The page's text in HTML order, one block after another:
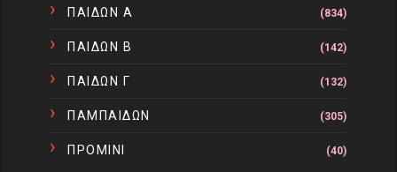
ΠΑΙΔΩΝ Α (834)
ΠΑΙΔΩΝ Β (142)
ΠΑΙΔΩΝ Γ (132)
ΠΑΜΠΑΙΔΩΝ (305)
ΠΡΟΜΙΝΙ (40)